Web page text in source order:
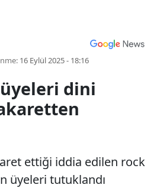
16 Eylül 2025 - 18:16
dini
ettiği iddia edilen rock
üyeleri tutuklandı